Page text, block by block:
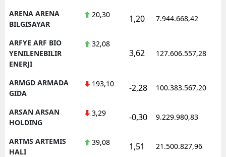
ARENA ARENA
BILGISAYAR
20,30 1,20 7.944.668,42
ARFYE ARF BIO
YENILENEBILIR
ENERJI
32,08
3,62 127.606.557,28
ARMGD ARMADA
GIDA
193,10 -2,28 100.383.567,20
ARSAN ARSAN
HOLDING
3,29 -0,30 9.229.980,83
ARTMS ARTEMIS
HALI
39,08 1,51 21.500.827,96